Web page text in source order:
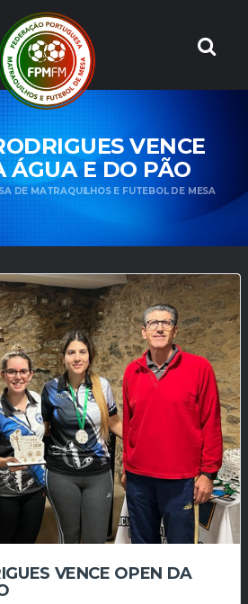
VENCE
ÁGUA E DO PÃO
DE MATRAQUILHOS E FUTEBOL DE MESA
VENCE OPEN DA